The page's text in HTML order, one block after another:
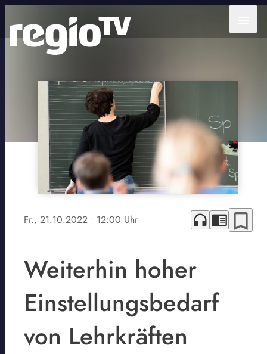
Fr., 21.10.2022 • 12:00 Uhr headphones chrome_reader_mode bookmark_border
Weiterhin hoher
Einstellungsbedarf
von Lehrkräften